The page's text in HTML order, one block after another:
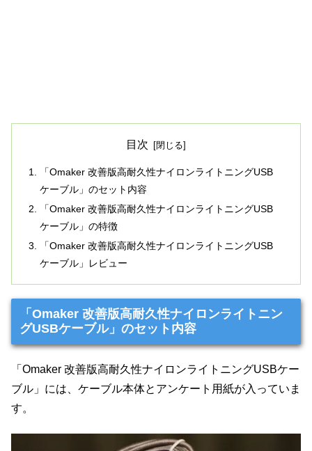
目次
「Omaker 改善版高耐久性ナイロンライトニングUSB
ケーブル」のセット内容
「Omaker 改善版高耐久性ナイロンライトニングUSB
ケーブル」の特徴
「Omaker 改善版高耐久性ナイロンライトニングUSB
ケーブル」レビュー
「Omaker 改善版高耐久性ナイロンライトニン
グUSBケーブル」のセット内容
「Omaker 改善版高耐久性ナイロンライトニングUSBケー
ブル」には、ケーブル本体とアンケート用紙が入っていま
す。